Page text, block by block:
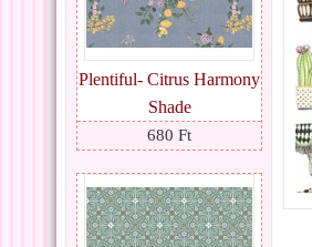
Plentiful- Citrus Harmony
Shade
680 Ft